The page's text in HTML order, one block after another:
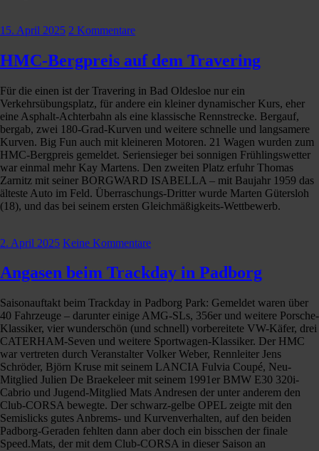
15. April 2025 2 Kommentare
HMC-Bergpreis auf dem Travering
Für die einen ist der Travering in Bad Oldesloe nur ein
Verkehrsübungsplatz, für andere ein kleiner dynamischer Kurs, eher
eine Asphalt-Achterbahn als eine klassische Rennstrecke. Bergauf,
bergab, zwei 180-Grad-Kurven und weitere schnelle und langsamere
Kurven. Big Fun auch mit kleineren Motoren. 21 Wagen wurden zum
HMC-Bergpreis gemeldet. Seriensieger bei sonnigen Frühlingswetter
war einmal mehr Kay Martens. Den zweiten Platz erfuhr Thomas
Zarnitz mit seiner BORGWARD ISABELLA – mit Baujahr 1959 das
älteste Auto im Feld. Überraschungs-Dritter wurde Marten Gütersloh
(18), und das bei seinem ersten Gleichmäßigkeits-Wettbewerb.
2. April 2025 Keine Kommentare
Angasen beim Trackday in Padborg
Saisonauftakt beim Trackday in Padborg Park: Gemeldet waren über
40 Fahrzeuge – darunter einige AMG-SLs, 356er und weitere Porsche-
Klassiker, vier wunderschön (und schnell) vorbereitete VW-Käfer, drei
CATERHAM-Seven und weitere Sportwagen-Klassiker. Der HMC
war vertreten durch Veranstalter Volker Weber, Rennleiter Jens
Schröder, Björn Kruse mit seinem LANCIA Fulvia Coupé, Neu-
Mitglied Julien De Braekeleer mit seinem 1991er BMW E30 320i-
Cabrio und Jugend-Mitglied Mats Andresen der unter anderem den
Club-CORSA bewegte. Der schwarz-gelbe OPEL zeigte mit den
Semislicks gutes Anbrems- und Kurvenverhalten, auf den beiden
Padborg-Geraden fehlten dann aber doch ein bisschen der finale
Speed.Mats, der mit dem Club-CORSA in dieser Saison an